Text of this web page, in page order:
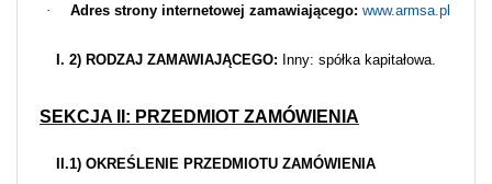
· Adres strony internetowej zamawiającego: www.armsa.pl
I. 2) RODZAJ ZAMAWIAJĄCEGO: Inny: spółka kapitałowa.
SEKCJA II: PRZEDMIOT ZAMÓWIENIA
II.1) OKREŚLENIE PRZEDMIOTU ZAMÓWIENIA